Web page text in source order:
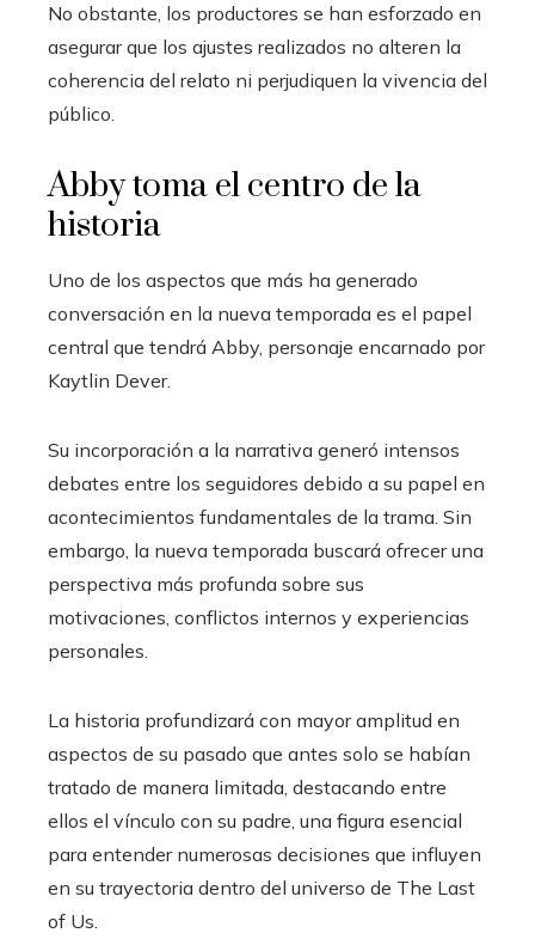
No obstante, los productores se han esforzado en
asegurar que los ajustes realizados no alteren la
coherencia del relato ni perjudiquen la vivencia del
público.
Abby toma el centro de la
historia
Uno de los aspectos que más ha generado
conversación en la nueva temporada es el papel
central que tendrá Abby, personaje encarnado por
Kaytlin Dever.
Su incorporación a la narrativa generó intensos
debates entre los seguidores debido a su papel en
acontecimientos fundamentales de la trama. Sin
embargo, la nueva temporada buscará ofrecer una
perspectiva más profunda sobre sus
motivaciones, conflictos internos y experiencias
personales.
La historia profundizará con mayor amplitud en
aspectos de su pasado que antes solo se habían
tratado de manera limitada, destacando entre
ellos el vínculo con su padre, una figura esencial
para entender numerosas decisiones que influyen
en su trayectoria dentro del universo de The Last
of Us.